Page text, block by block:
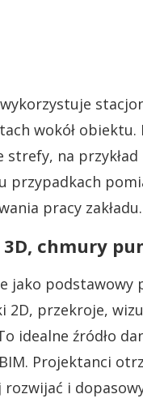
wokół obiektu.
strefy, na
przypadkach
pracy zakładu.
chmury
jako
przekroje,
idealne źródło
Projektanci
i